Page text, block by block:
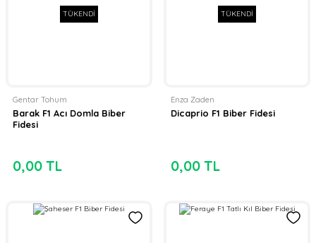
TÜKENDİ
Gentar Tohum
Barak F1 Acı Domla Biber
Fidesi
0,00 TL
TÜKENDİ
Enza Zaden
Dicaprio F1 Biber Fidesi
0,00 TL